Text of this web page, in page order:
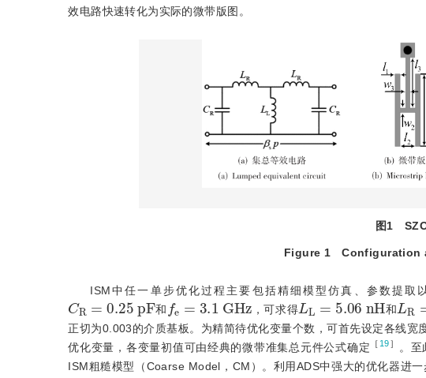
效电路快速转化为实际的微带版图。
图1
Figure 1 Configuration
ISM中任一单步优化过程主要包括精细模型仿真、参数提取
CR 0.25 F
和
fe= 3.1 GHz
，可求得
LL=5.06 nH
和
LR=
正切为0.003的介质基板。为精简待优化变量个数，可首先设定各线宽
优化变量，各变量初值可由经典的微带准集总元件公式确定
［19］ 。至
ISM粗糙模型（Coarse Model，CM）。利用ADS中强大的优化器进